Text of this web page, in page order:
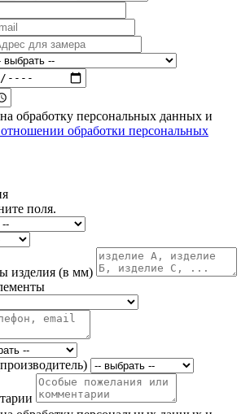
на обработку персональных данных и
обработки персональных
поля.
изделия (в мм)